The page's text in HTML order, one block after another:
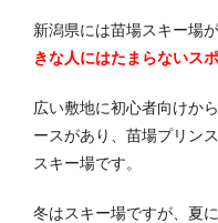
新潟県には苗場スキー場が
きな人にはたまらないス
広い敷地に初心者向けか
ースがあり、苗場プリン
スキー場です。
冬はスキー場ですが、夏